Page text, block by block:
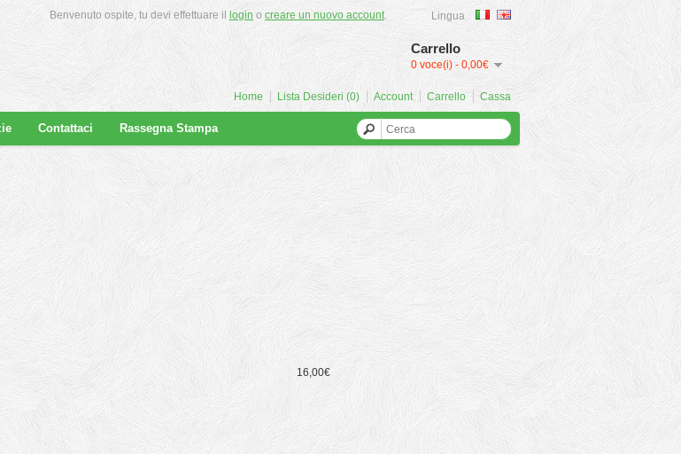
Lingua
Carrello
0 voce(i) - 0,00€
Benvenuto ospite, tu devi effettuare il login o creare un nuovo account.
Home Lista Desideri (0) Account Carrello Cassa
Contattaci Rassegna Stampa
16,00€